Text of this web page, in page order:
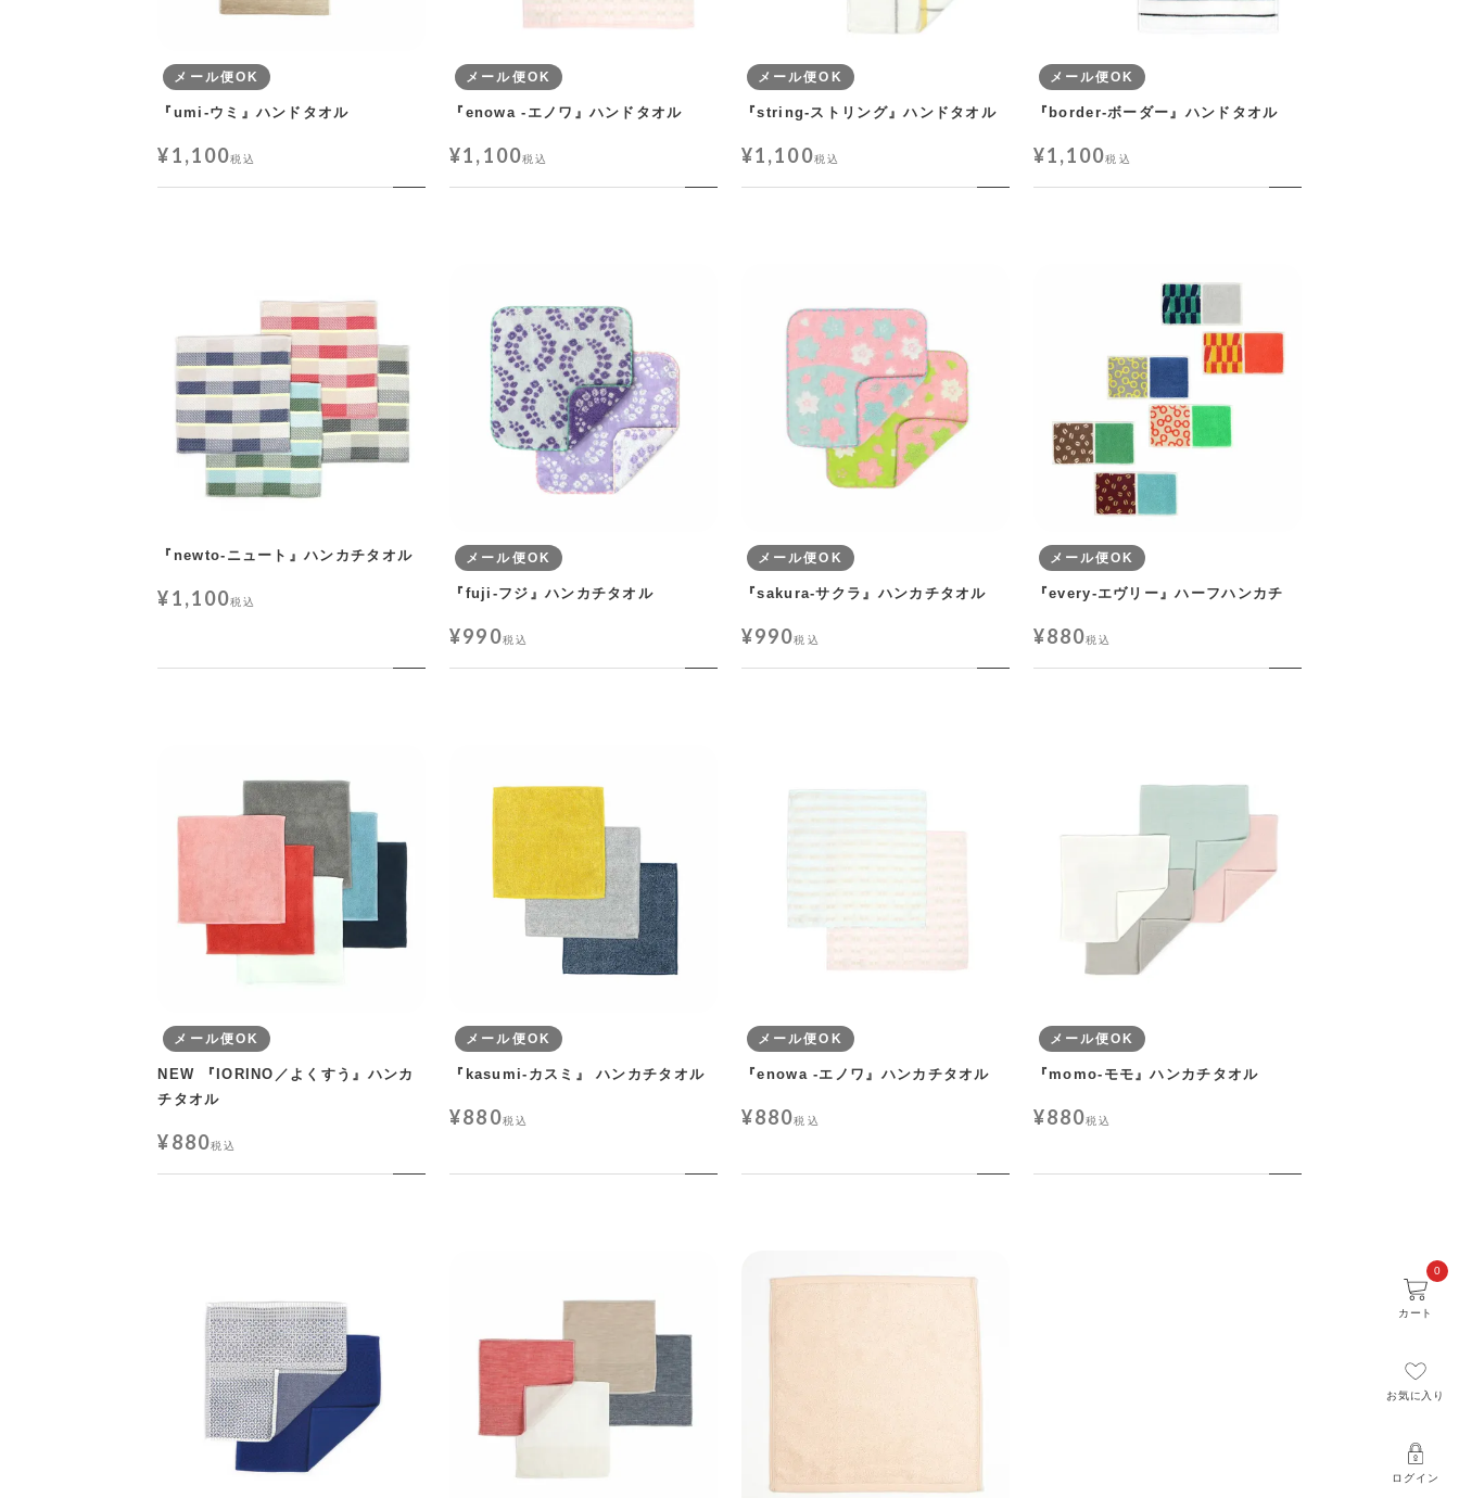
ログイン
お気に入り
カート
0
メール便OK
『umi-ウミ』ハンドタオル
¥1,100税込
メール便OK
『enowa -エノワ』ハンドタオル
¥1,100税込
メール便OK
『string-ストリング』ハンドタオル
¥1,100税込
メール便OK
『border-ボーダー』ハンドタオル
¥1,100税込
『newto-ニュート』ハンカチタオル
¥1,100税込
メール便OK
『fuji-フジ』ハンカチタオル
¥990税込
メール便OK
『sakura-サクラ』ハンカチタオル
¥990税込
メール便OK
『every-エヴリー』ハーフハンカチ
¥880税込
メール便OK
NEW 『IORINO／よくすう』ハンカ
チタオル
¥880税込
メール便OK
『kasumi-カスミ』 ハンカチタオル
¥880税込
メール便OK
『enowa -エノワ』ハンカチタオル
¥880税込
メール便OK
『momo-モモ』ハンカチタオル
¥880税込